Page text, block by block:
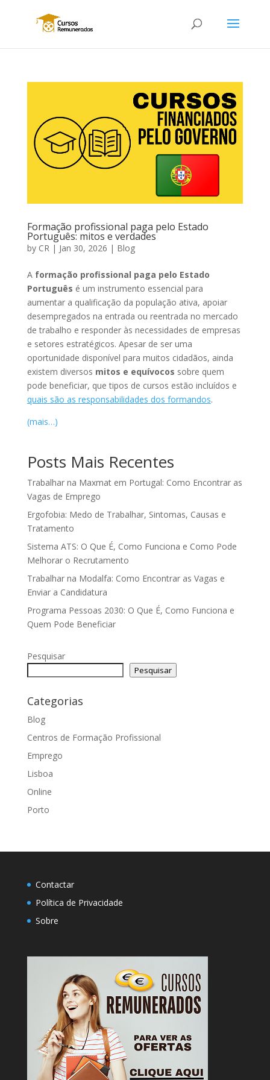
Formação profissional paga pelo Estado
Português: mitos e verdades
by CR | Jan 30, 2026 | Blog
A formação profissional paga pelo Estado
Português é um instrumento essencial para
aumentar a qualificação da população ativa, apoiar
desempregados na entrada ou reentrada no mercado
de trabalho e responder às necessidades de empresas
e setores estratégicos. Apesar de ser uma
oportunidade disponível para muitos cidadãos, ainda
existem diversos mitos e equívocos sobre quem
pode beneficiar, que tipos de cursos estão incluídos e
quais são as responsabilidades dos formandos.
(mais…)
Posts Mais Recentes
Trabalhar na Maxmat em Portugal: Como Encontrar as
Vagas de Emprego
Ergofobia: Medo de Trabalhar, Sintomas, Causas e
Tratamento
Sistema ATS: O Que É, Como Funciona e Como Pode
Melhorar o Recrutamento
Trabalhar na Modalfa: Como Encontrar as Vagas e
Enviar a Candidatura
Programa Pessoas 2030: O Que É, Como Funciona e
Quem Pode Beneficiar
Pesquisar
Pesquisar
Categorias
Blog
Centros de Formação Profissional
Emprego
Lisboa
Online
Porto
Contactar
Política de Privacidade
Sobre